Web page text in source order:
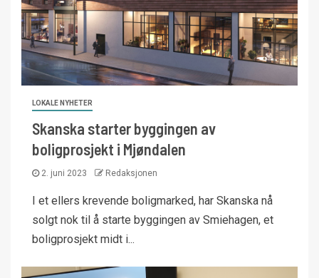
LOKALE NYHETER
Skanska starter byggingen av
boligprosjekt i Mjøndalen
2. juni 2023 Redaksjonen
I et ellers krevende boligmarked, har Skanska nå
solgt nok til å starte byggingen av Smiehagen, et
boligprosjekt midt i...